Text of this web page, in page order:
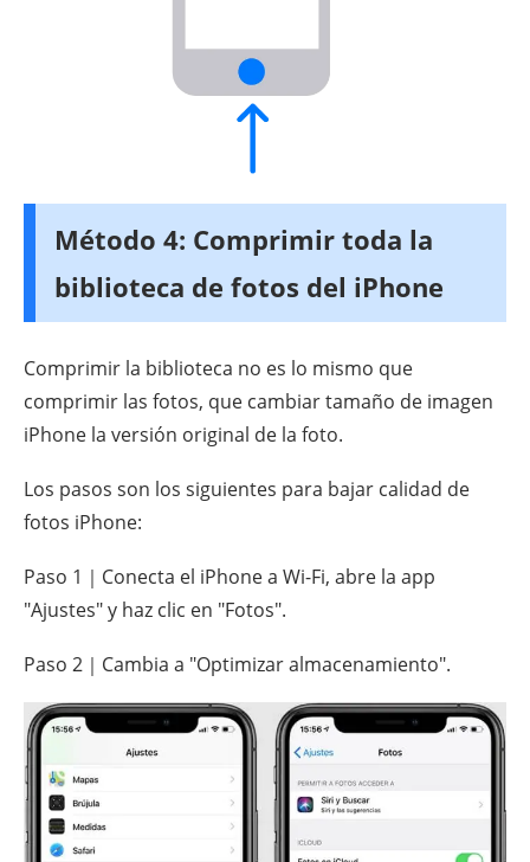
Método 4: Comprimir toda la
biblioteca de fotos del iPhone
Comprimir la biblioteca no es lo mismo que
comprimir las fotos, que cambiar tamaño de imagen
iPhone la versión original de la foto.
Los pasos son los siguientes para bajar calidad de
fotos iPhone:
Paso 1｜Conecta el iPhone a Wi-Fi, abre la app
"Ajustes" y haz clic en "Fotos".
Paso 2｜Cambia a "Optimizar almacenamiento".